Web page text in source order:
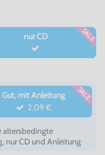
nur CD SALE
Gut, mit Anleitung
2,09 €
SALE
altersbedingte
nur CD und Anleitung